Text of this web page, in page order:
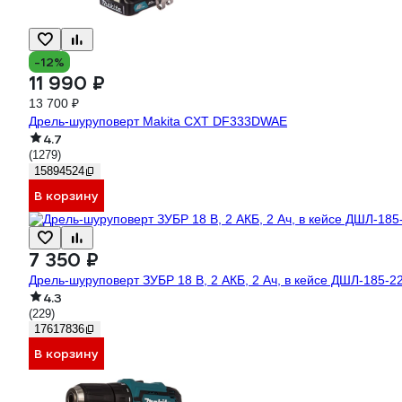
-12%
11 990 ₽
13 700 ₽
Дрель-шуруповерт Makita CXT DF333DWAE
4.7
(1279)
15894524
В корзину
7 350 ₽
Дрель-шуруповерт ЗУБР 18 В, 2 АКБ, 2 Ач, в кейсе ДШЛ-185-
4.3
(229)
17617836
В корзину